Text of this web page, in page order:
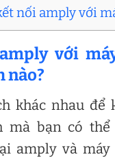
nối amply với
với
nào?
khác nhau để
mà bạn có thể
amply và máy